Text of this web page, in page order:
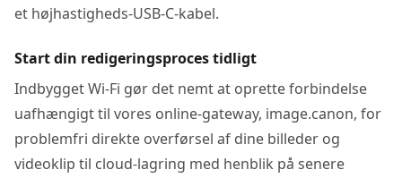
et højhastigheds-USB-C-kabel.
Start din redigeringsproces tidligt
Indbygget Wi-Fi gør det nemt at oprette forbindelse
uafhængigt til vores online-gateway, image.canon, for
problemfri direkte overførsel af dine billeder og
videoklip til cloud-lagring med henblik på senere